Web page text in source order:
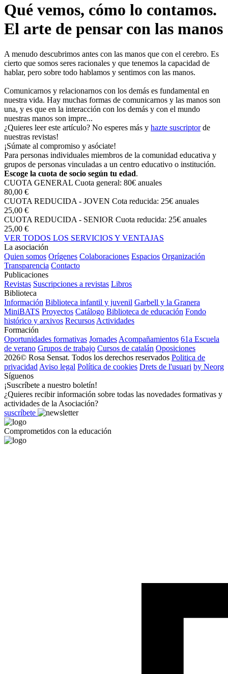
Qué vemos, cómo lo contamos.
El arte de pensar con las manos
A menudo descubrimos antes con las manos que con el cerebro. Es
cierto que somos seres racionales y que tenemos la capacidad de
hablar, pero sobre todo hablamos y sentimos con las manos.
Comunicarnos y relacionarnos con los demás es fundamental en
nuestra vida. Hay muchas formas de comunicarnos y las manos son
una, y es que en la interacción con los demás y con el mundo
nuestras manos son impre...
¿Quieres leer este artículo? No esperes más y hazte suscriptor de
nuestras revistas!
¡Súmate al compromiso y asóciate!
Para personas individuales miembros de la comunidad educativa y
grupos de personas vinculadas a un centro educativo o institución.
Escoge la cuota de socio según tu edad.
CUOTA GENERAL Cuota general: 80€ anuales
80,00 €
CUOTA REDUCIDA - JOVEN Cota reducida: 25€ anuales
25,00 €
CUOTA REDUCIDA - SENIOR Cuota reducida: 25€ anuales
25,00 €
VER TODOS LOS SERVICIOS Y VENTAJAS
La asociación
Quien somos Orígenes Colaboraciones Espacios Organización
Transparencia Contacto
Publicaciones
Revistas Suscripciones a revistas Libros
Biblioteca
Información Biblioteca infantil y juvenil Garbell y la Granera
MiniBATS Proyectos Catálogo Biblioteca de educación Fondo
histórico y arxivos Recursos Actividades
Formación
Oportunidades formativas Jornades Acompañamientos 61a Escuela
de verano Grupos de trabajo Cursos de catalán Oposiciones
2026© Rosa Sensat. Todos los derechos reservados Politica de
privacidad Aviso legal Política de cookies Drets de l'usuari by Neorg
Síguenos
¡Suscríbete a nuestro boletín!
¿Quieres recibir información sobre todas las novedades formativas y
actividades de la Asociación?
suscríbete
Comprometidos con la educación